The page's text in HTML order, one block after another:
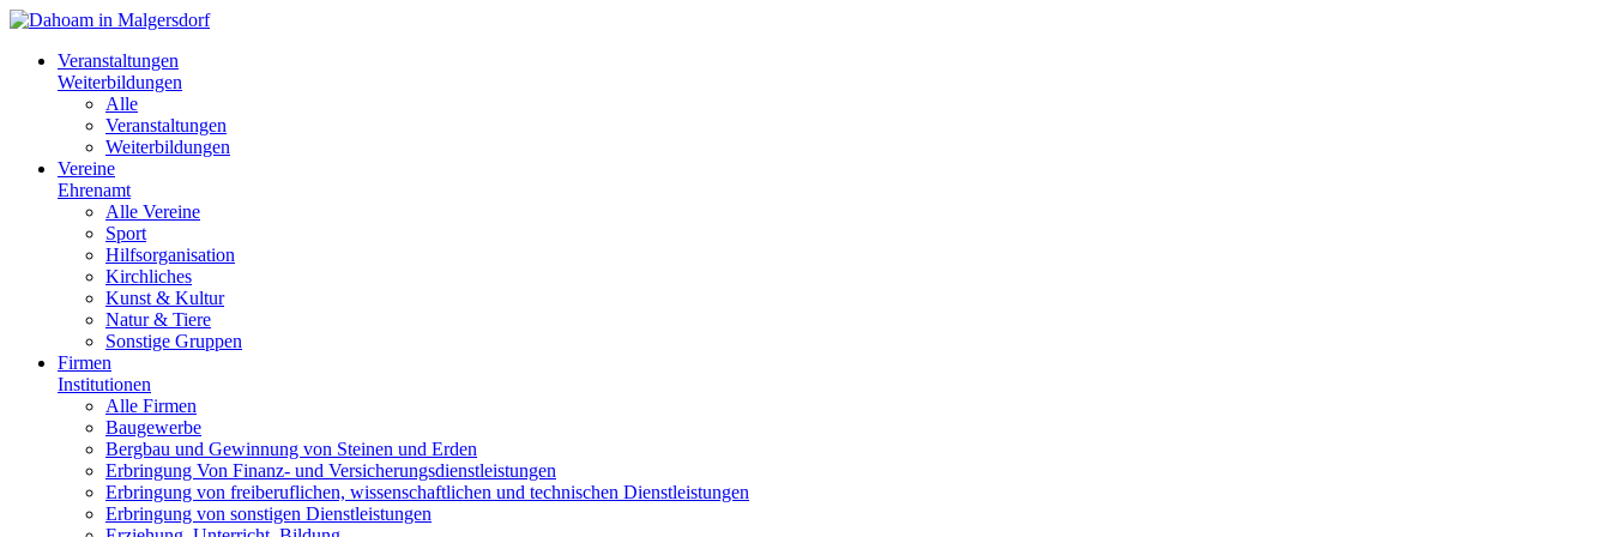
Veranstaltungen
Weiterbildungen
Alle
Veranstaltungen
Weiterbildungen
Vereine
Ehrenamt
Alle Vereine
Sport
Hilfsorganisation
Kirchliches
Kunst & Kultur
Natur & Tiere
Sonstige Gruppen
Firmen
Institutionen
Alle Firmen
Baugewerbe
Bergbau und Gewinnung von Steinen und Erden
Erbringung Von Finanz- und Versicherungsdienstleistungen
Erbringung von freiberuflichen, wissenschaftlichen und technischen Dienstleistungen
Erbringung von sonstigen Dienstleistungen